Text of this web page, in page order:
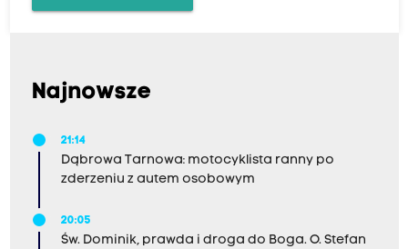
Najnowsze
21:14
Dąbrowa Tarnowa: motocyklista ranny po
zderzeniu z autem osobowym
20:05
Św. Dominik, prawda i droga do Boga. O. Stefan